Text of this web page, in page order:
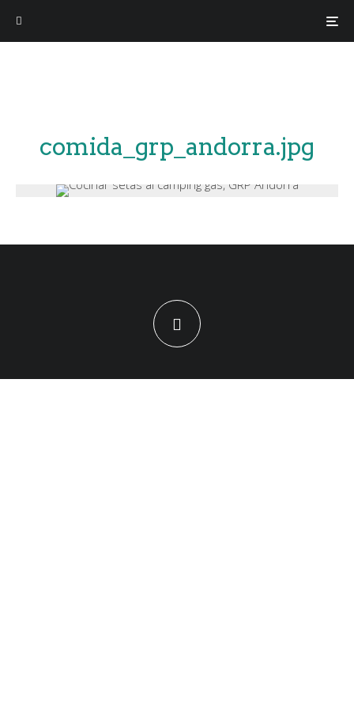
comida_grp_andorra.jpg